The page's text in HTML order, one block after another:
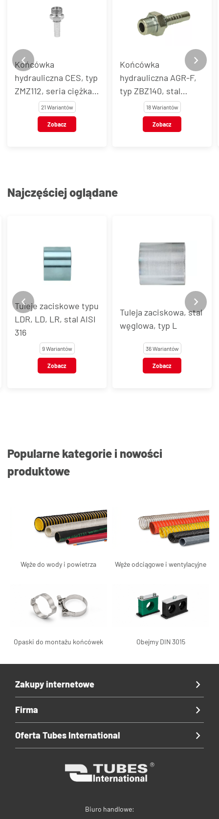
Końcówka
hydrauliczna CES, typ
ZMZ112, seria ciężka,
stal węglowa
21 Wariantów
Zobacz
Końcówka
hydrauliczna AGR-F,
typ ZBZ140, stal
węglowa18 Wariantów
Zobacz
Najczęściej oglądane
Tuleje zaciskowe typu
LDR, LD, LR, stal AISI
316
9 Wariantów
Zobacz
Tuleja zaciskowa, stal
węglowa, typ L
36 Wariantów
Zobacz
Popularne kategorie i nowości
produktowe
Węże do wody i powietrza Węże odciągowe i wentylacyjne
Opaski do montażu końcówek Obejmy DIN 3015
Biuro handlowe:
Zakupy internetowe
Firma
Oferta Tubes International